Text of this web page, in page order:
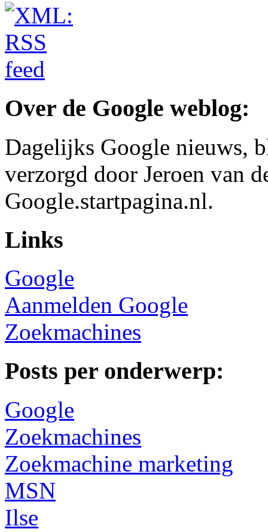
Over de Google weblog:
Dagelijks Google nieuws,
verzorgd door Jeroen van
Google.startpagina.nl.
Links
Google
Aanmelden Google
Zoekmachines
Posts per onderwerp:
Google
Zoekmachines
Zoekmachine marketing
MSN
Ilse